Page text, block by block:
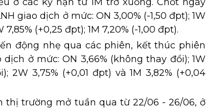
giao dịch ở mức: ON 3,00% (-1,50 đpt); 1W
(+0,25 đpt); 1M 7,20% (-1,00 đpt).
động nhẹ qua các phiên, kết thúc phiên
ở mức: ON 3,66% (không thay đổi); 1W
2W 3,75% (+0,01 đpt) và 1M 3,82% (+0,04
thị trường mở tuần qua từ 22/06 - 26/06, ở